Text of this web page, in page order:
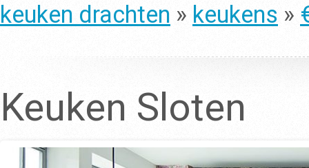
keuken drachten » keukens »
Keuken Sloten